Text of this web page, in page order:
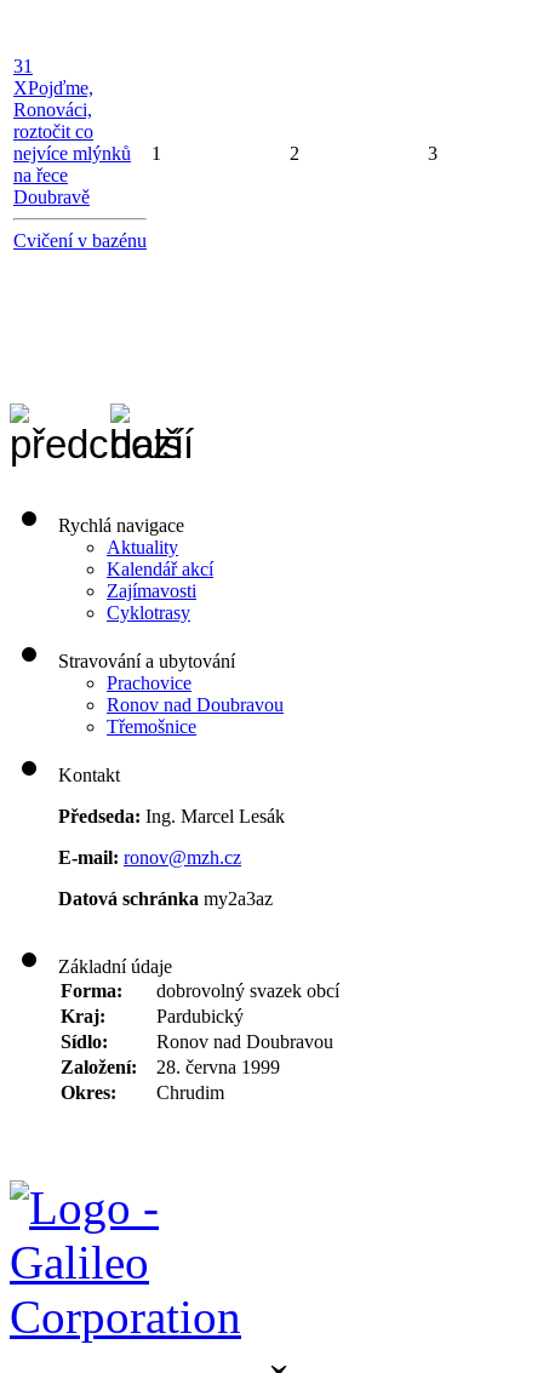
31
XPojďme,
Ronováci,
roztočit co
nejvíce mlýnků
na řece
Doubravě
Cvičení v bazénu
1 2 3
Rychlá navigace
Aktuality
Kalendář akcí
Zajímavosti
Cyklotrasy
Stravování a ubytování
Prachovice
Ronov nad Doubravou
Třemošnice
Kontakt
Předseda: Ing. Marcel Lesák
E-mail: ronov@mzh.cz
Datová schránka my2a3az
Základní údaje
Forma:
dobrovolný svazek obcí
Kraj:
Pardubický
Sídlo:
Ronov nad Doubravou
Založení:
28. června 1999
Okres:
Chrudim